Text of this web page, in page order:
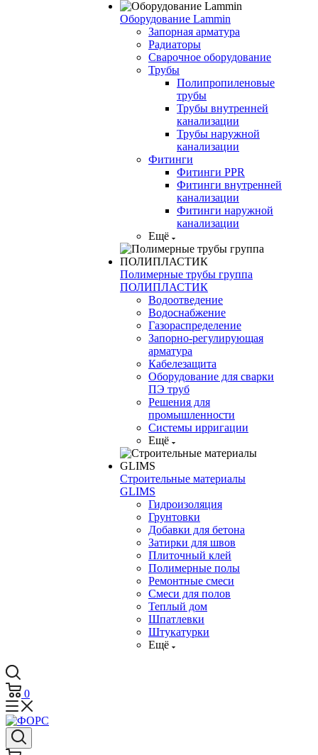
Оборудование Lammin
Запорная арматура
Радиаторы
Сварочное оборудование
Трубы
Полипропиленовые
трубы
Трубы внутренней
канализации
Трубы наружной
канализации
Фитинги
Фитинги PPR
Фитинги внутренней
канализации
Фитинги наружной
канализации
Ещё
Полимерные трубы группа
ПОЛИПЛАСТИК
Водоотведение
Водоснабжение
Газораспределение
Запорно-регулирующая
арматура
Кабелезащита
Оборудование для сварки
ПЭ труб
Решения для
промышленности
Системы ирригации
Ещё
Строительные материалы
GLIMS
Гидроизоляция
Грунтовки
Добавки для бетона
Затирки для швов
Плиточный клей
Полимерные полы
Ремонтные смеси
Смеси для полов
Теплый дом
Шпатлевки
Штукатурки
Ещё
0